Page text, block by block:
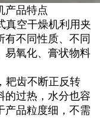
产品特点
真空干燥机利用夹
不同性质、不同
易氧化、膏状物料
耙齿不断正反转
的过热，水分也容
产品粒度细，不需